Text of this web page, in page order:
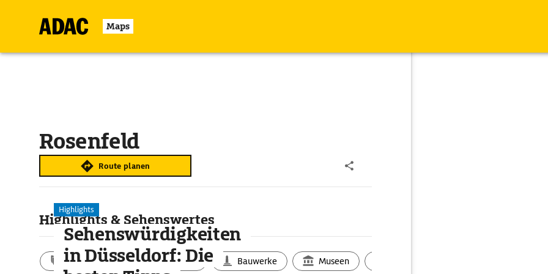
Maps
Rosenfeld
Route planen
Highlights & Sehenswertes
Aktivitäten Landschaft Bauwerke Museen
Highlights
Sehenswürdigkeiten
in Düsseldorf: Die